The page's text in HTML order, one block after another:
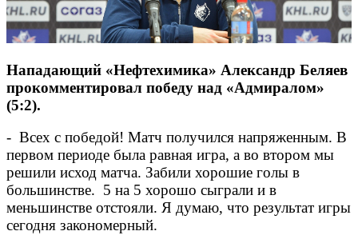
Нападающий «Нефтехимика» Александр Беляев
прокомментировал победу над «Адмиралом»
(5:2).
- Всех с победой! Матч получился напряженным. В
первом периоде была равная игра, а во втором мы
решили исход матча. Забили хорошие голы в
большинстве. 5 на 5 хорошо сыграли и в
меньшинстве отстояли. Я думаю, что результат игры
сегодня закономерный.